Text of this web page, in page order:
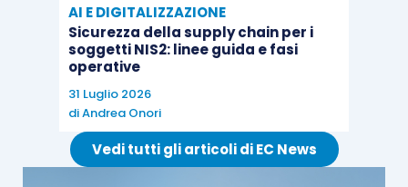
Secondo la Corte, “nell’ambito della raccolta e del
ricevimento di donazioni e di dotazioni, l’università
di Cambridgenon agisce in qualità di soggetto
passivo. Infatti, per essere considerato un soggetto
passivo, una persona deve esercitare attività
economiche, vale a direattività effettuate a titolo
oneroso. Orbene, poiché le donazioni e le dotazioni,
AI E DIGITALIZZAZIONE
Sicurezza della supply chain per i
soggetti NIS2: linee guida e fasi
operative
31 Luglio 2026
diAndrea Onori
Vedi tutti gli articoli di EC News